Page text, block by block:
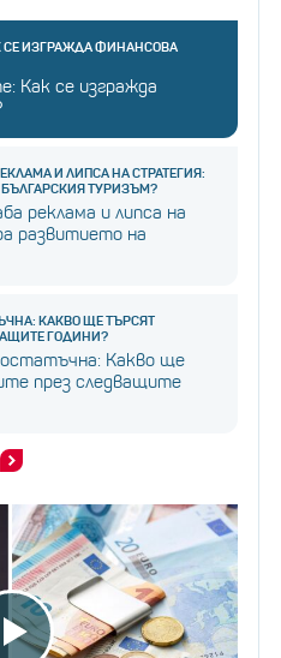
СЕ ИЗГРАЖДА ФИНАНСОВА
Как се изгражда
И ЛИПСА НА СТРАТЕГИЯ:
ТУРИЗЪМ?
реклама и липса на
развитието на
КАКВО ЩЕ ТЪРСЯТ
ГОДИНИ?
Какво ще
през следващите